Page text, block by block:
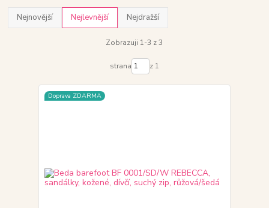
Nejnovější Nejlevnější Nejdražší
Zobrazuji 1-3 z 3
strana z 1
Doprava ZDARMA